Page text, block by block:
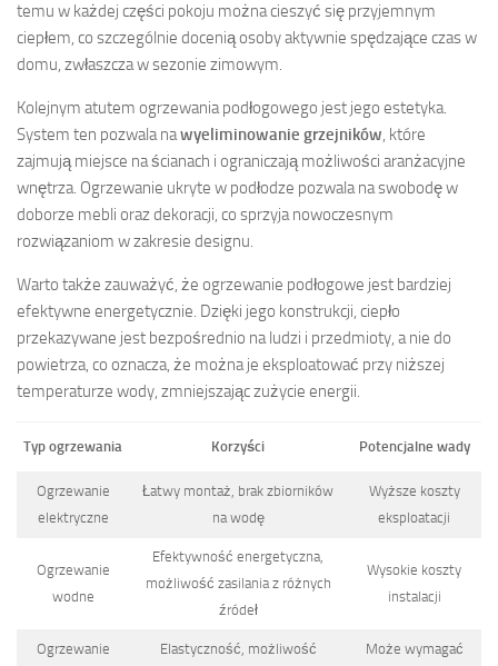
temu w każdej części pokoju można cieszyć się przyjemnym
ciepłem, co szczególnie docenią osoby aktywnie spędzające czas w
domu, zwłaszcza w sezonie zimowym.
Kolejnym atutem ogrzewania podłogowego jest jego estetyka.
System ten pozwala nawyeliminowanie grzejników, które
zajmują miejsce na ścianach i ograniczają możliwości aranżacyjne
wnętrza. Ogrzewanie ukryte w podłodze pozwala na swobodę w
doborze mebli oraz dekoracji, co sprzyja nowoczesnym
rozwiązaniom w zakresie designu.
Warto także zauważyć, że ogrzewanie podłogowe jest bardziej
efektywne energetycznie. Dzięki jego konstrukcji, ciepło
przekazywane jest bezpośrednio na ludzi i przedmioty, a nie do
powietrza, co oznacza, że można je eksploatować przy niższej
temperaturze wody, zmniejszając zużycie energii.
Typ ogrzewania Korzyści Potencjalne wady
Ogrzewanie
elektryczne
Łatwy montaż, brak zbiorników
na wodę
Wyższe koszty
eksploatacji
Ogrzewanie
wodne
Efektywność energetyczna,
możliwość zasilania z różnych
źródeł
Wysokie koszty
instalacji
Ogrzewanie
Elastyczność, możliwość
Może wymagać